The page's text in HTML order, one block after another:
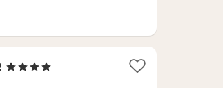
1
, 4 Sterren